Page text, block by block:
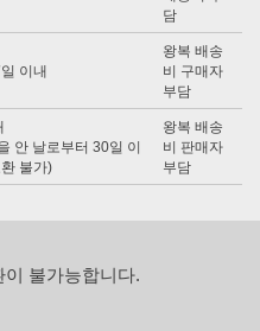
담
이내
왕복 배송
비 구매자
부담
안 날로부터 30일 이
불가)
왕복 배송
비 판매자
부담
불가능합니다.